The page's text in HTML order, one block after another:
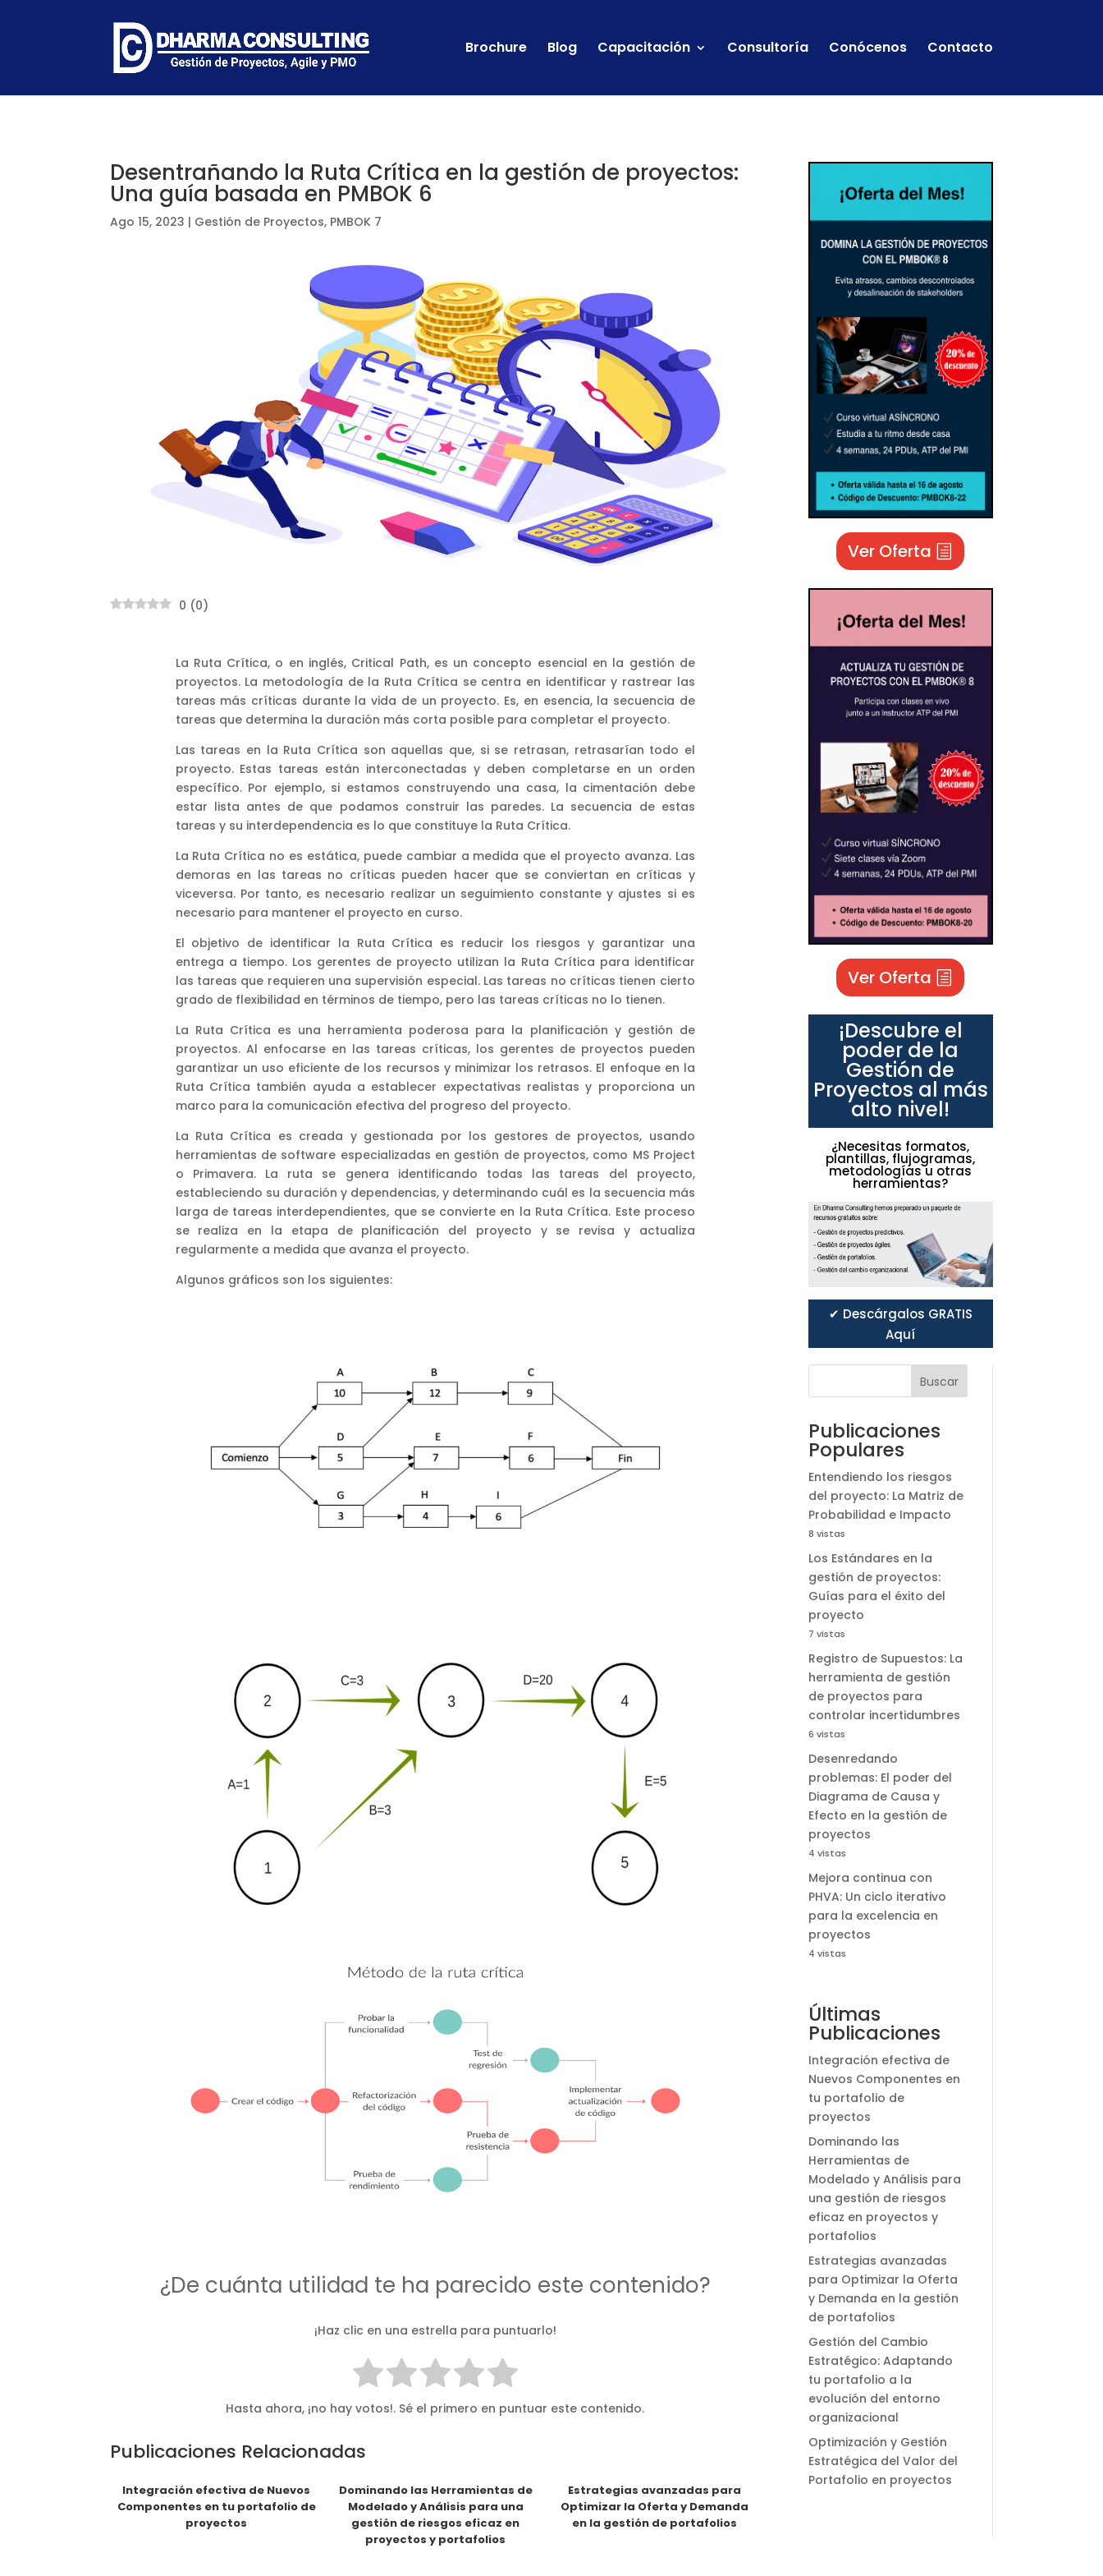
Brochure Blog Capacitación Consultoría Conócenos Contacto
Desentrañando la Ruta Crítica en la gestión de proyectos:
Una guía basada en PMBOK 6
Ago 15, 2023 | Gestión de Proyectos, PMBOK 7
0 (0)
La Ruta Crítica, o en inglés, Critical Path, es un concepto esencial en la gestión de
proyectos. La metodología de la Ruta Crítica se centra en identificar y rastrear las
tareas más críticas durante la vida de un proyecto. Es, en esencia, la secuencia de
tareas que determina la duración más corta posible para completar el proyecto.
Las tareas en la Ruta Crítica son aquellas que, si se retrasan, retrasarían todo el
proyecto. Estas tareas están interconectadas y deben completarse en un orden
específico. Por ejemplo, si estamos construyendo una casa, la cimentación debe
estar lista antes de que podamos construir las paredes. La secuencia de estas
tareas y su interdependencia es lo que constituye la Ruta Crítica.
La Ruta Crítica no es estática, puede cambiar a medida que el proyecto avanza. Las
demoras en las tareas no críticas pueden hacer que se conviertan en críticas y
viceversa. Por tanto, es necesario realizar un seguimiento constante y ajustes si es
necesario para mantener el proyecto en curso.
El objetivo de identificar la Ruta Crítica es reducir los riesgos y garantizar una
entrega a tiempo. Los gerentes de proyecto utilizan la Ruta Crítica para identificar
las tareas que requieren una supervisión especial. Las tareas no críticas tienen cierto
grado de flexibilidad en términos de tiempo, pero las tareas críticas no lo tienen.
La Ruta Crítica es una herramienta poderosa para la planificación y gestión de
proyectos. Al enfocarse en las tareas críticas, los gerentes de proyectos pueden
garantizar un uso eficiente de los recursos y minimizar los retrasos. El enfoque en la
Ruta Crítica también ayuda a establecer expectativas realistas y proporciona un
marco para la comunicación efectiva del progreso del proyecto.
La Ruta Crítica es creada y gestionada por los gestores de proyectos, usando
herramientas de software especializadas en gestión de proyectos, como MS Project
o Primavera. La ruta se genera identificando todas las tareas del proyecto,
estableciendo su duración y dependencias, y determinando cuál es la secuencia más
larga de tareas interdependientes, que se convierte en la Ruta Crítica. Este proceso
se realiza en la etapa de planificación del proyecto y se revisa y actualiza
regularmente a medida que avanza el proyecto.
Algunos gráficos son los siguientes:
¿De cuánta utilidad te ha parecido este contenido?
¡Haz clic en una estrella para puntuarlo!
Hasta ahora, ¡no hay votos!. Sé el primero en puntuar este contenido.
Publicaciones Relacionadas
Integración efectiva de Nuevos
Componentes en tu portafolio de
proyectos
Dominando las Herramientas de
Modelado y Análisis para una
gestión de riesgos eficaz en
proyectos y portafolios
Estrategias avanzadas para
Optimizar la Oferta y Demanda
en la gestión de portafolios
Ver Oferta
Ver Oferta
¡Descubre el
poder de la
Gestión de
Proyectos al más
alto nivel!
¿Necesitas formatos,
plantillas, flujogramas,
metodologías u otras
herramientas?
✔ Descárgalos GRATIS
Aquí
Buscar
Publicaciones
Populares
Entendiendo los riesgos
del proyecto: La Matriz de
Probabilidad e Impacto
8 vistas
Los Estándares en la
gestión de proyectos:
Guías para el éxito del
proyecto
7 vistas
Registro de Supuestos: La
herramienta de gestión
de proyectos para
controlar incertidumbres
6 vistas
Desenredando
problemas: El poder del
Diagrama de Causa y
Efecto en la gestión de
proyectos
4 vistas
Mejora continua con
PHVA: Un ciclo iterativo
para la excelencia en
proyectos
4 vistas
Últimas
Publicaciones
Integración efectiva de
Nuevos Componentes en
tu portafolio de
proyectos
Dominando las
Herramientas de
Modelado y Análisis para
una gestión de riesgos
eficaz en proyectos y
portafolios
Estrategias avanzadas
para Optimizar la Oferta
y Demanda en la gestión
de portafolios
Gestión del Cambio
Estratégico: Adaptando
tu portafolio a la
evolución del entorno
organizacional
Optimización y Gestión
Estratégica del Valor del
Portafolio en proyectos